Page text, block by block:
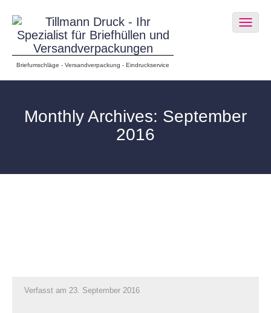
Briefumschläge - Versandverpackung - Eindruckservice
Monthly Archives: September
2016
Verfasst am 23. September 2016